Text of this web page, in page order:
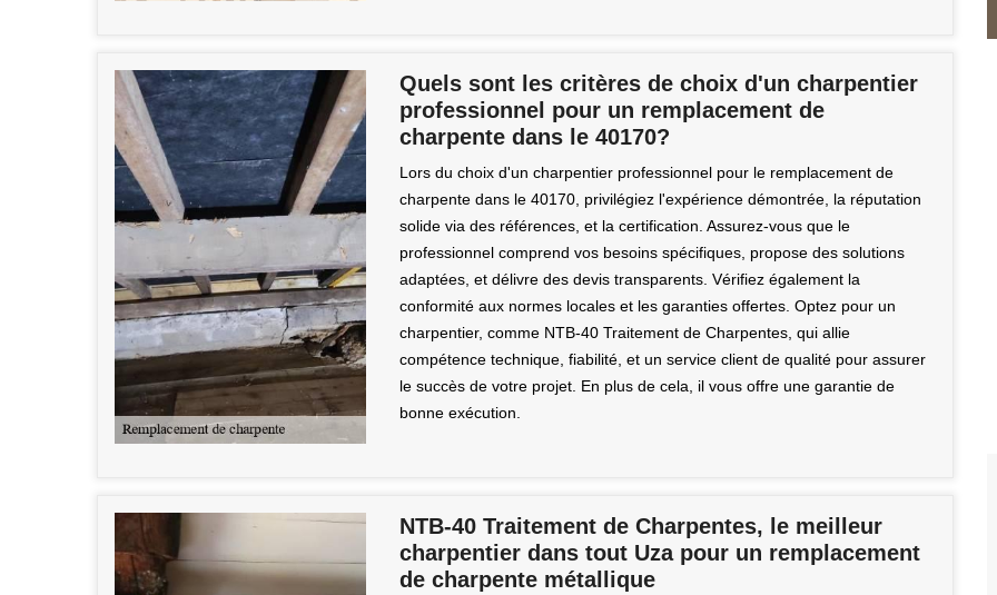
Quels sont les critères de choix d'un charpentier
professionnel pour un remplacement de
charpente dans le 40170?
Lors du choix d'un charpentier professionnel pour le remplacement de
charpente dans le 40170, privilégiez l'expérience démontrée, la réputation
solide via des références, et la certification. Assurez-vous que le
professionnel comprend vos besoins spécifiques, propose des solutions
adaptées, et délivre des devis transparents. Vérifiez également la
conformité aux normes locales et les garanties offertes. Optez pour un
charpentier, comme NTB-40 Traitement de Charpentes, qui allie
compétence technique, fiabilité, et un service client de qualité pour assurer
le succès de votre projet. En plus de cela, il vous offre une garantie de
bonne exécution.
NTB-40 Traitement de Charpentes, le meilleur
charpentier dans tout Uza pour un remplacement
de charpente métallique